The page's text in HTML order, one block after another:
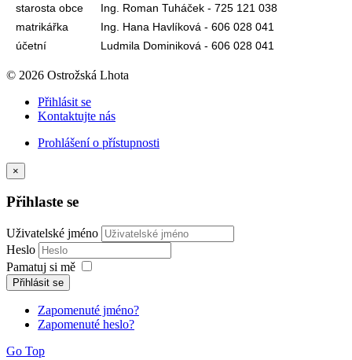
starosta obce
Ing. Roman Tuháček - 725 121 038
matrikářka
Ing. Hana Havlíková - 606 028 041
účetní
Ludmila Dominiková - 606 028 041
© 2026 Ostrožská Lhota
Přihlásit se
Kontaktujte nás
Prohlášení o přístupnosti
×
Přihlaste se
Uživatelské jméno
Heslo
Pamatuj si mě
Přihlásit se
Zapomenuté jméno?
Zapomenuté heslo?
Go Top